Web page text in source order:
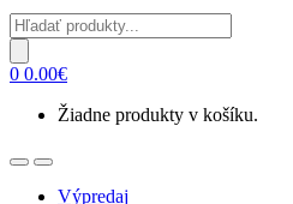
Products
search
0 0.00€
Žiadne produkty v košíku.
OpenClose
Výpredaj